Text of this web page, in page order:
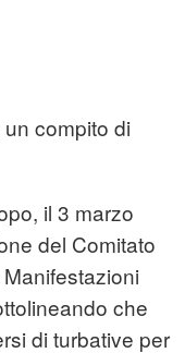
compito di
il 3 marzo
del Comitato
che
di turbative per